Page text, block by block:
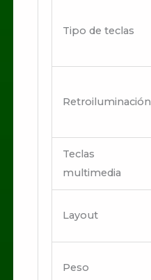
Tipo de teclas
Retroiluminación
Teclas
multimedia
Layout
Peso